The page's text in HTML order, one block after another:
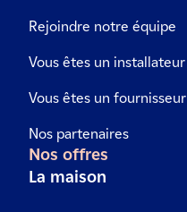
Rejoindre notre équipe
Vous êtes un installateur
Vous êtes un fournisseur
Nos partenaires
Nos offres
La maison